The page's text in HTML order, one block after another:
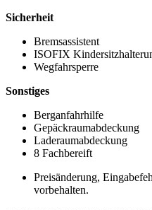
Sicherheit
Bremsassistent
ISOFIX
Wegfahrsperre
Sonstiges
Berganfahrhilfe
Gepäckraumabdeckung
Laderaumabdeckung
8 Fachbereift
Preisänderung,
vorbehalten.